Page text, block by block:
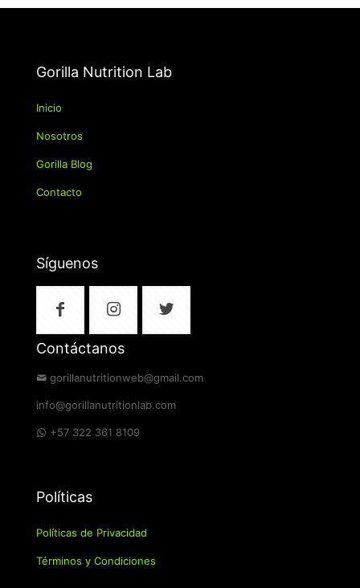
Gorilla Nutrition Lab
Inicio
Nosotros
Gorilla Blog
Contacto
Síguenos
Contáctanos
gorillanutritionweb@gmail.com
info@gorillanutritionlab.com
+57 322 361 8109
Políticas
Políticas de Privacidad
Términos y Condiciones